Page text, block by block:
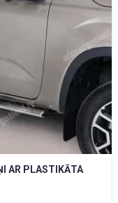
AR PLASTIKĀTA